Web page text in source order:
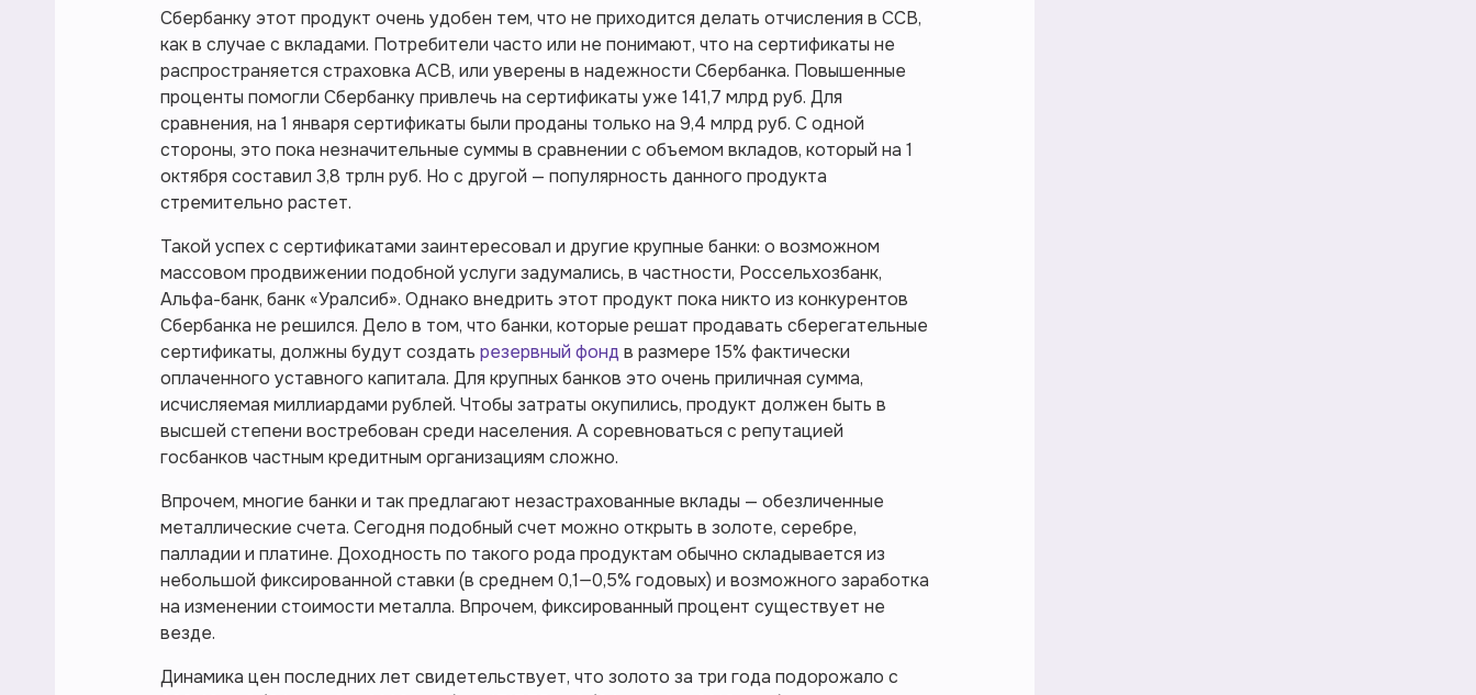
Сбербанку этот продукт очень удобен тем, что не приходится делать отчисления в ССВ,
как в случае с вкладами. Потребители часто или не понимают, что на сертификаты не
распространяется страховка АСВ, или уверены в надежности Сбербанка. Повышенные
проценты помогли Сбербанку привлечь на сертификаты уже 141,7 млрд руб. Для
сравнения, на 1 января сертификаты были проданы только на 9,4 млрд руб. С одной
стороны, это пока незначительные суммы в сравнении с объемом вкладов, который на 1
октября составил 3,8 трлн руб. Но с другой — популярность данного продукта
стремительно растет.
Такой успех с сертификатами заинтересовал и другие крупные банки: о возможном
массовом продвижении подобной услуги задумались, в частности, Россельхозбанк,
Альфа-банк, банк «Уралсиб». Однако внедрить этот продукт пока никто из конкурентов
Сбербанка не решился. Дело в том, что банки, которые решат продавать сберегательные
сертификаты, должны будут создать резервный фонд в размере 15% фактически
оплаченного уставного капитала. Для крупных банков это очень приличная сумма,
исчисляемая миллиардами рублей. Чтобы затраты окупились, продукт должен быть в
высшей степени востребован среди населения. А соревноваться с репутацией
госбанков частным кредитным организациям сложно.
Впрочем, многие банки и так предлагают незастрахованные вклады — обезличенные
металлические счета. Сегодня подобный счет можно открыть в золоте, серебре,
палладии и платине. Доходность по такого рода продуктам обычно складывается из
небольшой фиксированной ставки (в среднем 0,1—0,5% годовых) и возможного заработка
на изменении стоимости металла. Впрочем, фиксированный процент существует не
везде.
Динамика цен последних лет свидетельствует, что золото за три года подорожало с